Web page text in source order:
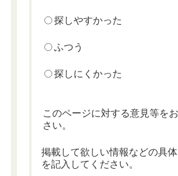
探しやすかった
ふつう
探しにくかった
このページに対する意見等を
さい。
掲載して欲しい情報などの具
を記入してください。